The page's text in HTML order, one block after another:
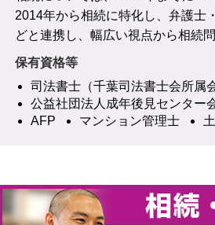
2014年から相続に特化し、弁護士
どと連携し、幅広い視点から相続
保有資格等
司法書士（千葉司法書士会所属
公益社団法人成年後見センター
AFP
マンション管理士